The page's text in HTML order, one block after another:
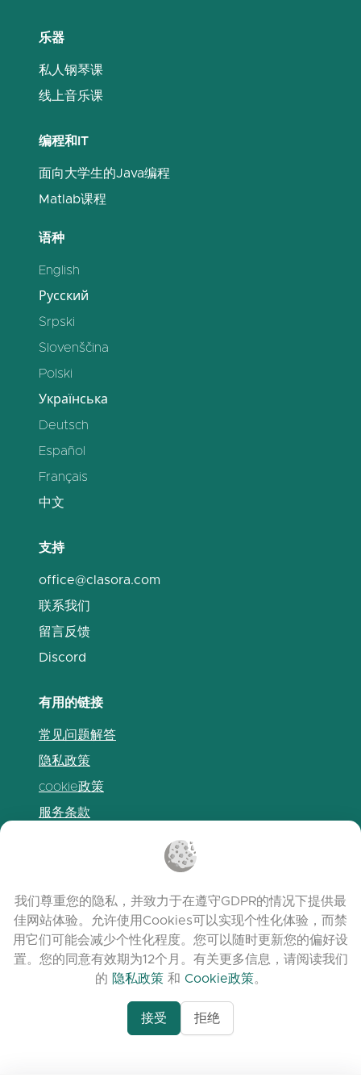
乐器
私人钢琴课
线上音乐课
编程和IT
面向大学生的Java编程
Matlab课程
语种
English
Русский
Srpski
Slovenščina
Polski
Українська
Deutsch
Español
Français
中文
支持
office@clasora.com
联系我们
留言反馈
Discord
有用的链接
常见问题解答
隐私政策
cookie政策
服务条款
© 2026 clasora.com platform | 版权所有 |
Developed byC9 Group
我们尊重您的隐私，并致力于在遵守GDPR的情况下提供最
佳网站体验。允许使用Cookies可以实现个性化体验，而禁
用它们可能会减少个性化程度。您可以随时更新您的偏好设
置。您的同意有效期为12个月。有关更多信息，请阅读我们
的 隐私政策 和 Cookie政策。
接受 拒绝